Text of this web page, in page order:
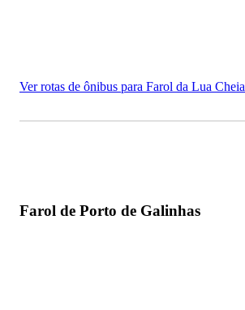
Ver rotas de ônibus para Farol da Lua Cheia
Farol de Porto de Galinhas